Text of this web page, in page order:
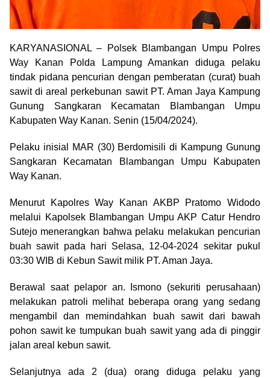
KARYANASIONAL – Polsek Blambangan Umpu Polres
Way Kanan Polda Lampung Amankan diduga pelaku
tindak pidana pencurian dengan pemberatan (curat) buah
sawit di areal perkebunan sawit PT. Aman Jaya Kampung
Gunung Sangkaran Kecamatan Blambangan Umpu
Kabupaten Way Kanan. Senin (15/04/2024).
Pelaku inisial MAR (30) Berdomisili di Kampung Gunung
Sangkaran Kecamatan Blambangan Umpu Kabupaten
Way Kanan.
Menurut Kapolres Way Kanan AKBP Pratomo Widodo
melalui Kapolsek Blambangan Umpu AKP Catur Hendro
Sutejo menerangkan bahwa pelaku melakukan pencurian
buah sawit pada hari Selasa, 12-04-2024 sekitar pukul
03:30 WIB di Kebun Sawit milik PT. Aman Jaya.
Berawal saat pelapor an. Ismono (sekuriti perusahaan)
melakukan patroli melihat beberapa orang yang sedang
mengambil dan memindahkan buah sawit dari bawah
pohon sawit ke tumpukan buah sawit yang ada di pinggir
jalan areal kebun sawit.
Selanjutnya ada 2 (dua) orang diduga pelaku yang